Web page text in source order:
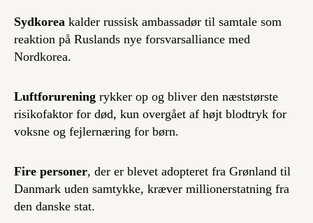
Sydkorea kalder russisk ambassadør til samtale som
reaktion på Ruslands nye forsvarsalliance med
Nordkorea.
Luftforurening rykker op og bliver den næststørste
risikofaktor for død, kun overgået af højt blodtryk for
voksne og fejlernæring for børn.
Fire personer, der er blevet adopteret fra Grønland til
Danmark uden samtykke, kræver millionerstatning fra
den danske stat.